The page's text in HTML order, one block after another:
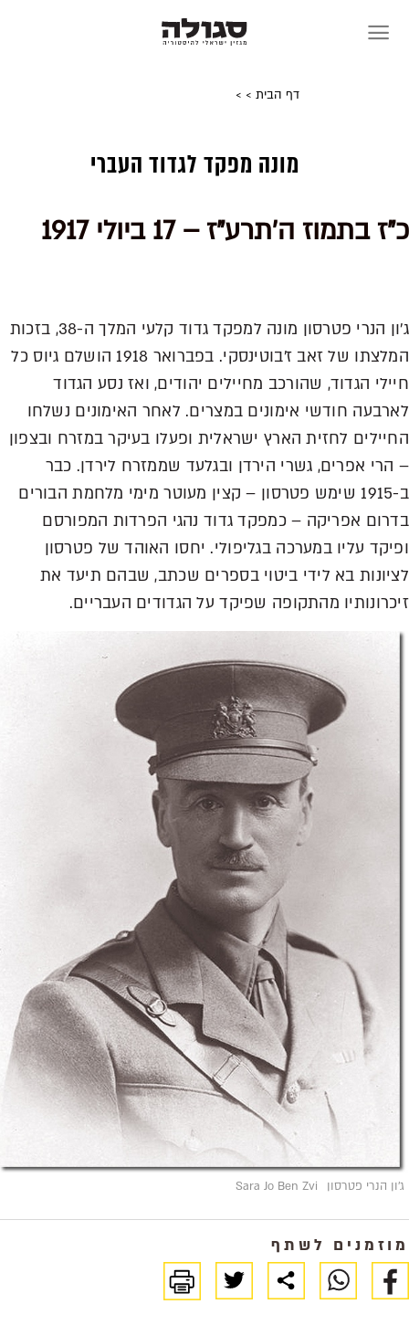
דף הבית >
>
מונה מפקד לגדוד העברי
כ"ז בתמוז ה'תרע"ז – 17 ביולי 1917
ג'ון הנרי פטרסון מונה למפקד גדוד קלעי המלך ה-38, בזכות
המלצתו של זאב ז'בוטינסקי. בפברואר 1918 הושלם גיוס כל
חיילי הגדוד, שהורכב מחיילים יהודים, ואז נסע הגדוד
לארבעה חודשי אימונים במצרים. לאחר האימונים נשלחו
החיילים לחזית הארץ ישראלית ופעלו בעיקר במזרח ובצפון
– הרי אפרים, גשרי הירדן ובגלעד שממזרח לירדן. כבר
ב-1915 שימש פטרסון – קצין מעוטר מימי מלחמת הבורים
בדרום אפריקה – כמפקד גדוד נהגי הפרדות המפורסם
ופיקד עליו במערכה בגליפולי. יחסו האוהד של פטרסון
לציונות בא לידי ביטוי בספרים שכתב, שבהם תיעד את
זיכרונותיו מהתקופה שפיקד על הגדודים העבריים.
ג'ון הנרי פטרסון Sara Jo Ben Zvi
מוזמנים לשתף